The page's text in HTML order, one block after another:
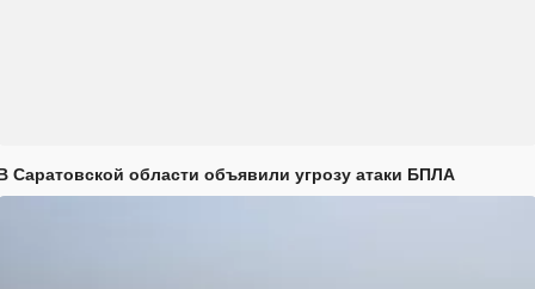
Саратовской области объявили угрозу атаки БПЛА